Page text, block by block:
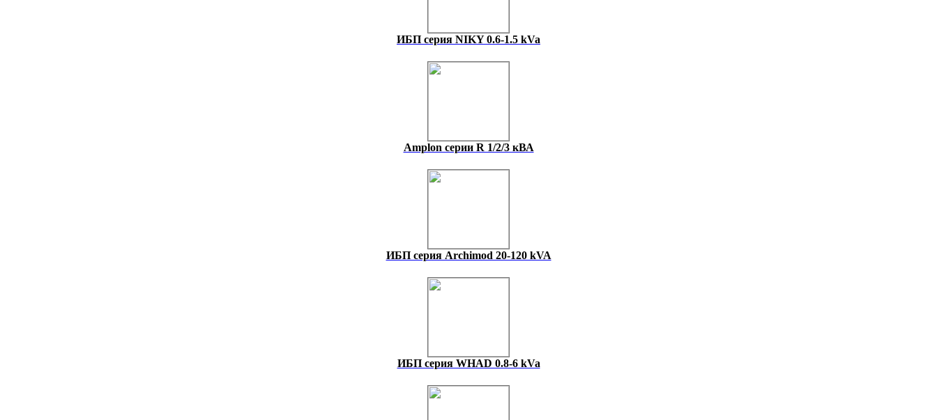
ИБП серия NIKY 0.6-1.5 kVa
Amplon cерии R 1/2/3 кВА
ИБП серия Archimod 20-120 kVA
ИБП серия WHAD 0.8-6 kVa